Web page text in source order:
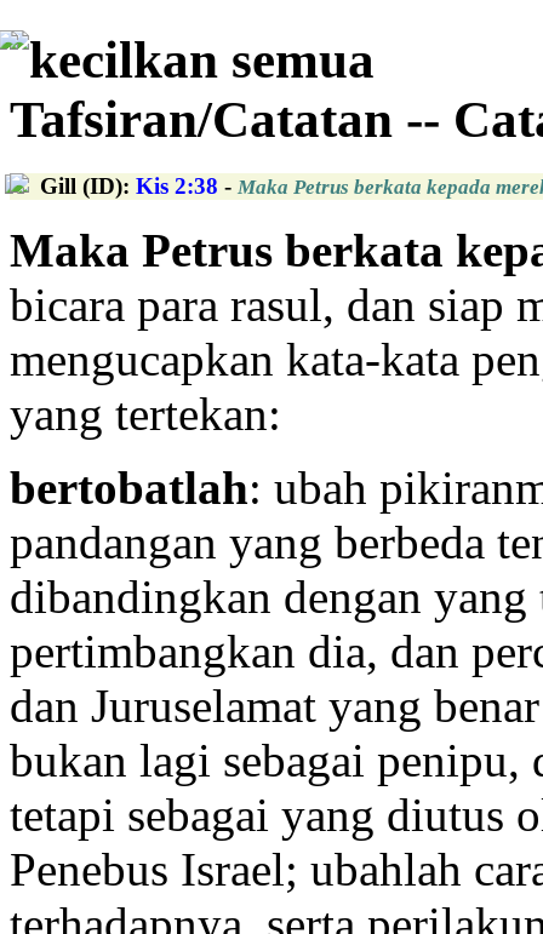
kecilkan semua
Tafsiran/Catatan --
Gill (ID): Kis 2:38 - Maka Petrus berkata kepada
Maka Petrus berkata
bicara para rasul, dan siap
mengucapkan kata-kata
yang tertekan:
bertobatlah: ubah
pandangan yang berbeda
dibandingkan dengan
pertimbangkan dia, dan
dan Juruselamat yang
bukan lagi sebagai penipu,
tetapi sebagai yang diutus
Penebus Israel; ubahlah
terhadapnya, serta